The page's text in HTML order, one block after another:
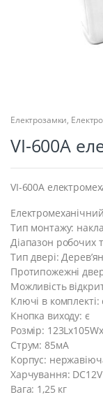
Електрозамки,
VI-600A
VI-600A
Тип монтажу:
Діапазон робочих
Тип двері:
Протипожежні
Можливість
Ключі в комплекті:
Кнопка виходу: є
Розмір:
Струм: 85мА
Корпус:
Харчування: DC12V
Вага: 1,25 кг